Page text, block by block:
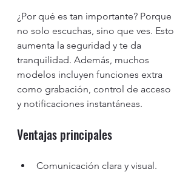
¿Por qué es tan importante? Porque
no solo escuchas, sino que ves. Esto
aumenta la seguridad y te da
tranquilidad. Además, muchos
modelos incluyen funciones extra
como grabación, control de acceso
y notificaciones instantáneas.
Ventajas principales
Comunicación clara y visual.